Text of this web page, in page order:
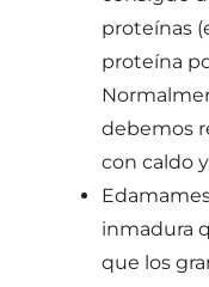
proteínas
proteína
debemos
con caldo
inmadura
que los